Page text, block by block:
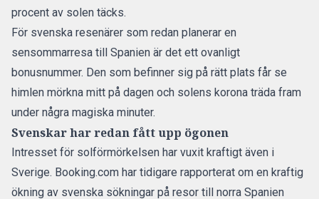
procent av solen täcks.
För svenska resenärer som redan planerar en
sensommarresa till Spanien är det ett ovanligt
bonusnummer. Den som befinner sig på rätt plats får se
himlen mörkna mitt på dagen och solens korona träda fram
under några magiska minuter.
Svenskar har redan fått upp ögonen
Intresset för solförmörkelsen har vuxit kraftigt även i
Sverige. Booking.com har tidigare rapporterat om en kraftig
ökning av svenska sökningar på resor till norra Spanien